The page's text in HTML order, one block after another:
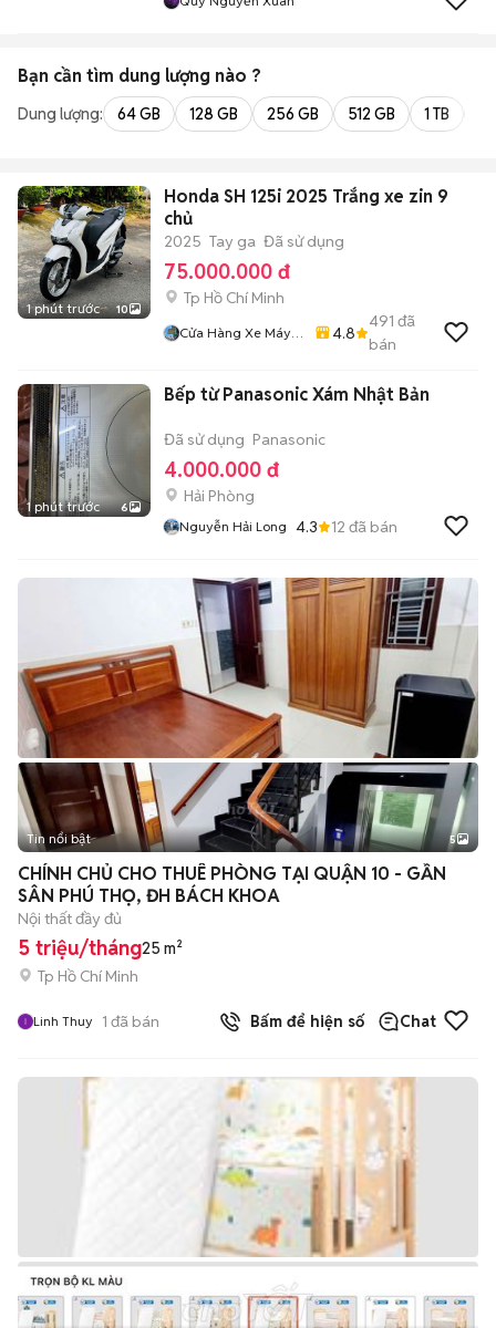
Bạn cần tìm dung lượng nào ?
Dung lượng: 64 GB 128 GB 256 GB 512 GB 1 TB
1 phút trước 10
Honda SH 125i 2025 Trắng xe zin 9
chủ
2025 Tay ga Đã sử dụng
75.000.000 đ
Tp Hồ Chí Minh
Cửa Hàng Xe Máy
4.8
491 đã
bán
1 phút trước 6
Bếp từ Panasonic Xám Nhật Bản
Đã sử dụng Panasonic
4.000.000 đ
Hải Phòng
Nguyễn Hải Long 4.3 12 đã bán
Tin nổi bật 5
CHÍNH CHỦ CHO THUÊ PHÒNG TẠI QUẬN 10 - GẦN
SÂN PHÚ THỌ, ĐH BÁCH KHOA
Nội thất đầy đủ
5 triệu/tháng25 m²
Tp Hồ Chí Minh
Linh Thuy 1 đã bán Bấm để hiện số Chat